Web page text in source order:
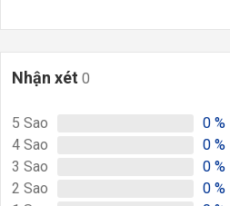
Nhận xét 0
5 Sao 0 %
4 Sao 0 %
3 Sao 0 %
2 Sao 0 %